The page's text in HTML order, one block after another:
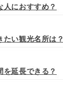
人におすすめ？
たい観光名所は？
を延長できる？